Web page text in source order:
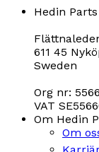
Hedin
611 45
Sweden
Org nr:
VAT
Om Hedin
Om